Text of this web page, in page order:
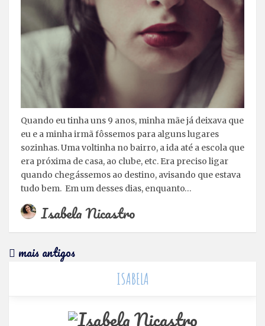
Quando eu tinha uns 9 anos, minha mãe já deixava que
eu e a minha irmã fôssemos para alguns lugares
sozinhas. Uma voltinha no bairro, a ida até a escola que
era próxima de casa, ao clube, etc. Era preciso ligar
quando chegássemos ao destino, avisando que estava
tudo bem. Em um desses dias, enquanto…
Isabela Nicastro
mais antigos
ISABELA